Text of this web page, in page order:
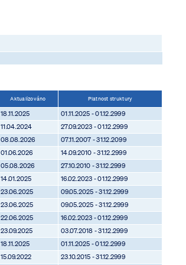
Aktualizováno Platnost struktury
18.11.2025
01.11.2025 - 01.12.2999
11.04.2024
27.09.2023 - 01.12.2999
08.08.2026
07.11.2007 - 31.12.2099
01.06.2026
14.09.2010 - 31.12.2999
05.08.2026
27.10.2010 - 31.12.2999
14.01.2025
16.02.2023 - 01.12.2999
23.06.2025
09.05.2025 - 31.12.2999
23.06.2025
09.05.2025 - 31.12.2999
22.06.2025
16.02.2023 - 01.12.2999
23.09.2025
03.07.2018 - 31.12.2999
18.11.2025
01.11.2025 - 01.12.2999
15.09.2022
23.10.2015 - 31.12.2999